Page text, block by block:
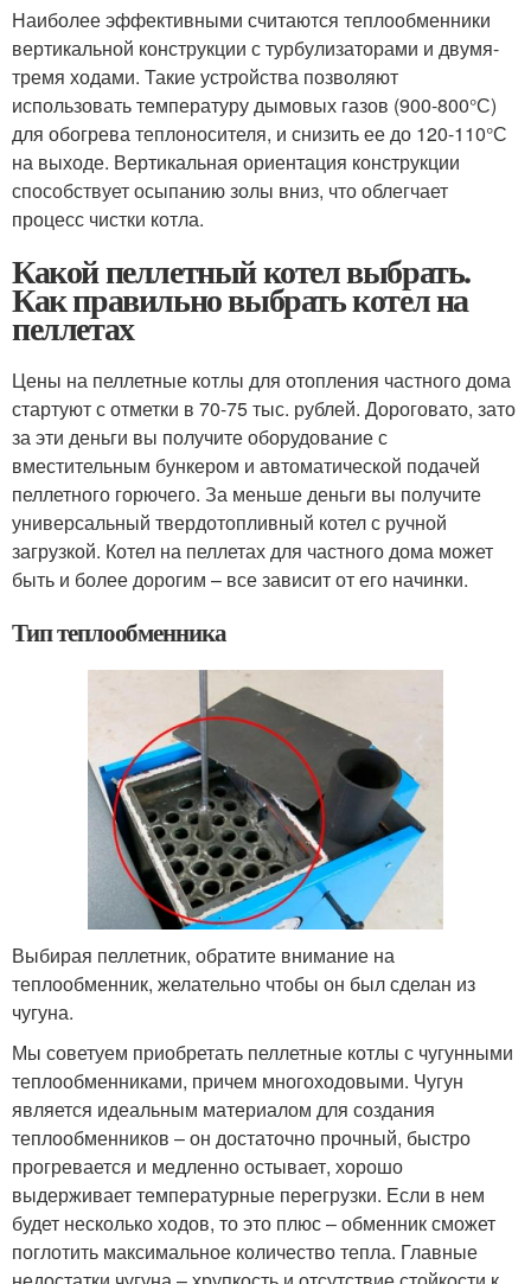
Наиболее эффективными считаются теплообменники
вертикальной конструкции с турбулизаторами и двумя-
тремя ходами. Такие устройства позволяют
использовать температуру дымовых газов (900-800°С)
для обогрева теплоносителя, и снизить ее до 120-110°С
на выходе. Вертикальная ориентация конструкции
способствует осыпанию золы вниз, что облегчает
процесс чистки котла.
Какой пеллетный котел выбрать.
Как правильно выбрать котел на
пеллетах
Цены на пеллетные котлы для отопления частного дома
стартуют с отметки в 70-75 тыс. рублей. Дороговато, зато
за эти деньги вы получите оборудование с
вместительным бункером и автоматической подачей
пеллетного горючего. За меньше деньги вы получите
универсальный твердотопливный котел с ручной
загрузкой. Котел на пеллетах для частного дома может
быть и более дорогим – все зависит от его начинки.
Тип теплообменника
Выбирая пеллетник, обратите внимание на
теплообменник, желательно чтобы он был сделан из
чугуна.
Мы советуем приобретать пеллетные котлы с чугунными
теплообменниками, причем многоходовыми. Чугун
является идеальным материалом для создания
теплообменников – он достаточно прочный, быстро
прогревается и медленно остывает, хорошо
выдерживает температурные перегрузки. Если в нем
будет несколько ходов, то это плюс – обменник сможет
поглотить максимальное количество тепла. Главные